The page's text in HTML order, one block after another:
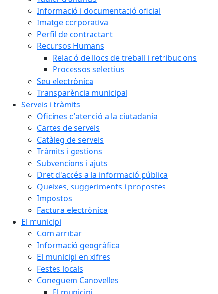
Informació i documentació oficial
Imatge corporativa
Perfil de contractant
Recursos Humans
Relació de llocs de treball i retribucions
Processos selectius
Seu electrònica
Transparència municipal
Serveis i tràmits
Oficines d'atenció a la ciutadania
Cartes de serveis
Catàleg de serveis
Tràmits i gestions
Subvencions i ajuts
Dret d'accés a la informació pública
Queixes, suggeriments i propostes
Impostos
Factura electrònica
El municipi
Com arribar
Informació geogràfica
El municipi en xifres
Festes locals
Coneguem Canovelles